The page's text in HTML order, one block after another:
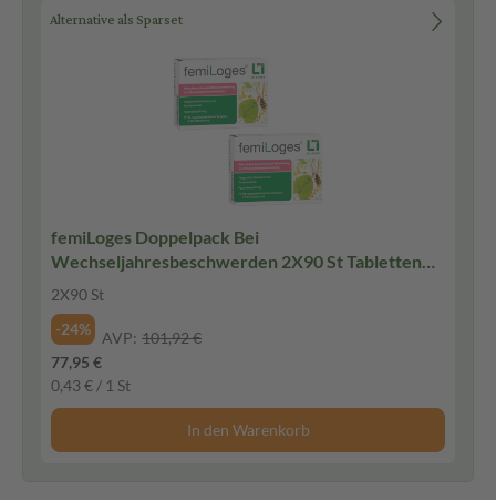
Alternative als Sparset
femiLoges Doppelpack Bei
Wechseljahresbeschwerden 2X90 St Tabletten
magensaftresistent
2X90 St
-24%
AVP: 101,92 €
77,95 €
0,43 € / 1 St
In den Warenkorb